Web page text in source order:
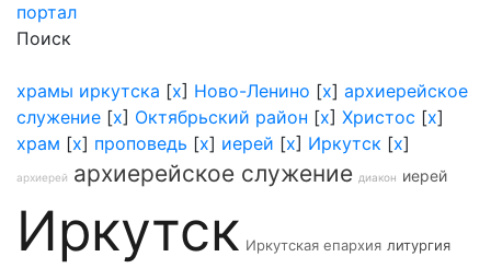
портал
Поиск
храмы иркутска [x] Ново-Ленино [x] архиерейское
служение [x] Октябрьский район [x] Христос [x]
храм [x] проповедь [x] иерей [x] Иркутск [x]
архиерей архиерейское служение диакон иерей
Иркутск Иркутская епархия литургия